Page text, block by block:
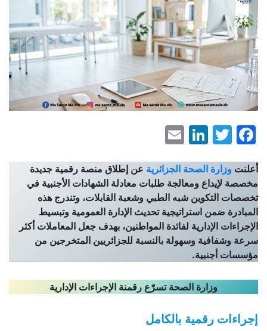
Facebook
Twitter
LinkedIn
أعلنت وزارة الصحة الجزائرية عن إطلاق منصة رقمية جديدة
مخصصة لإيداع ومعالجة طلبات معادلة الشهادات الأجنبية في
تخصصات التكوين شبه الطبي وشعبة القابلات، وتندرج هذه
المبادرة ضمن استراتيجية تحديث الإدارة العمومية وتبسيط
الإجراءات الإدارية لفائدة المواطنين، بهدف جعل المعاملات أكثر
سرعة وشفافية وسهولة بالنسبة للجزائريين المتخرجين من
مؤسسات أجنبية.
وزارة الصحة تسرّع رقمنة الإجراءات الإدارية
إجراءات رقمية بالكامل